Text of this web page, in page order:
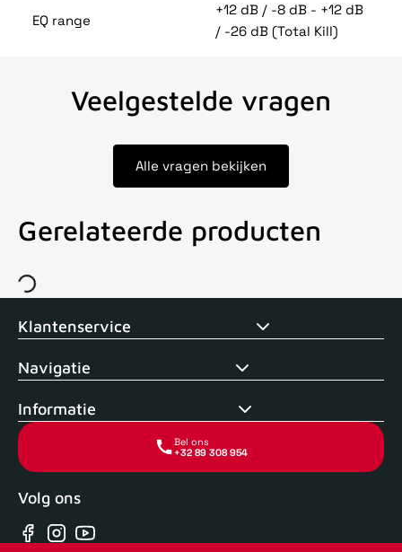
EQ range
+12 dB / -8 dB - +12 dB
/ -26 dB (Total Kill)
Veelgestelde vragen
Alle vragen bekijken
Gerelateerde producten
Voor 15uur besteld, zelfde dag verstuurd Echte winkel +35
Klantenservice
Navigatie
Informatie
Bel ons
+32 89 308 954
Volg ons
Facebook
Instagram
YouTube